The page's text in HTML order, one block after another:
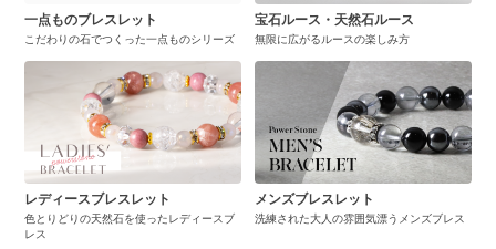
一点ものブレスレット
こだわりの石でつくった一点ものシリーズ
宝石ルース・天然石ルース
無限に広がるルースの楽しみ方
レディースブレスレット
色とりどりの天然石を使ったレディースブ
レス
メンズブレスレット
洗練された大人の雰囲気漂うメンズブレス